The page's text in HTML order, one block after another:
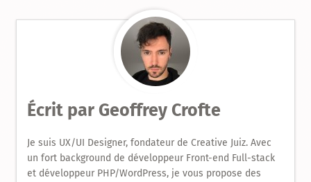
livres
Design
Produit
Écrit par Geoffrey Crofte
Je suis UX/UI Designer, fondateur de Creative Juiz. Avec
un fort background de développeur Front-end Full-stack
et développeur PHP/WordPress, je vous propose des